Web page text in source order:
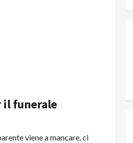
il funerale
viene a mancare, ci